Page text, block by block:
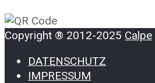
Copyright ® 2012-2025 Calpe
DATENSCHUTZ
IMPRESSUM